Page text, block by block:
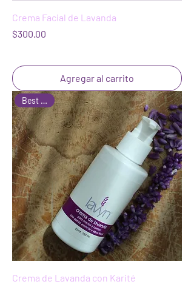
Crema Facial de Lavanda
Precio
$300.00
Agregar al carrito
Best Seller
Crema de Lavanda con Karité